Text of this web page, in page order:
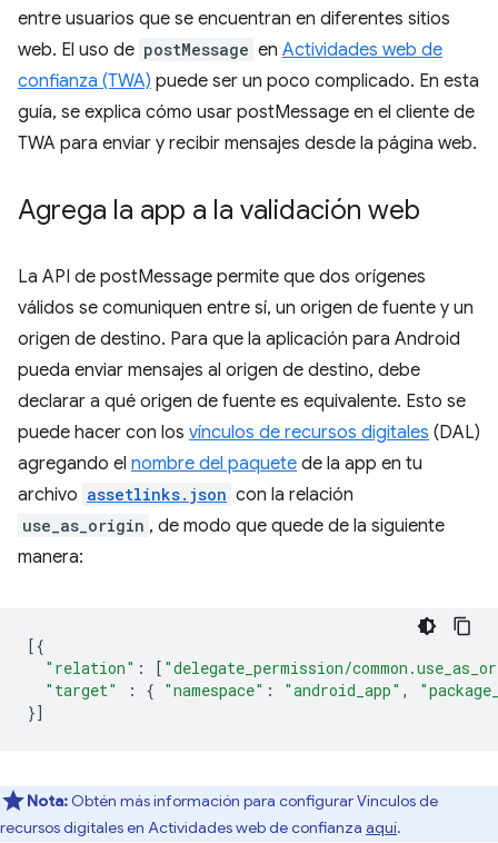
entre usuarios que se encuentran en diferentes sitios
web. El uso de postMessage en Actividades web de
confianza (TWA) puede ser un poco complicado. En esta
guía, se explica cómo usar postMessage en el cliente de
TWA para enviar y recibir mensajes desde la página web.
Agrega la app a la validación web
La API de postMessage permite que dos orígenes
válidos se comuniquen entre sí, un origen de fuente y un
origen de destino. Para que la aplicación para Android
pueda enviar mensajes al origen de destino, debe
declarar a qué origen de fuente es equivalente. Esto se
puede hacer con los vínculos de recursos digitales (DAL)
agregando el nombre del paquete de la app en tu
archivo assetlinks.json con la relación
use_as_origin , de modo que quede de la siguiente
manera:
[{
"relation" : [ "delegate_permission/
"target"
: { "namespace" : "android_app" ,
}]
Nota: Obtén más información para configurar Vínculos de
recursos digitales en Actividades web de confianza aquí.